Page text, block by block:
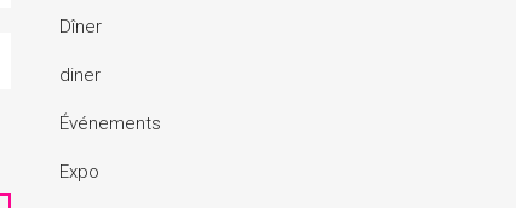
Dîner
diner
Événements
Expo